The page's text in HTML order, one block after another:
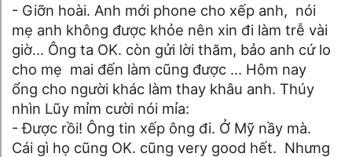
- Giỡn hoài. Anh mới phone cho xếp anh, nói
mẹ anh không được khỏe nên xin đi làm trễ vài
giờ... Ông ta OK. còn gửi lời thăm, bảo anh cứ lo
cho mẹ mai đến làm cũng được ... Hôm nay
ổng cho người khác làm thay khâu anh. Thúy
nhìn Lũy mỉm cười nói mỉa:
- Được rồi! Ông tin xếp ông đi. Ở Mỹ nầy mà.
Cái gì họ cũng OK. cũng very good hết. Nhưng